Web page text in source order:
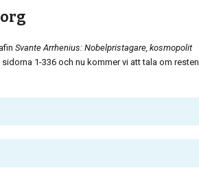
Svante Arrhenius: Nobelpristagare, kosmopolit
1-336 och nu kommer vi att tala om resten